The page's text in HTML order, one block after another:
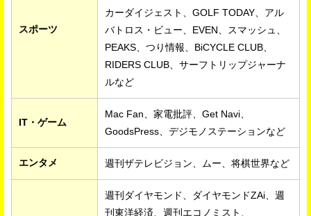
スポーツ
カーダイジェスト、GOLF TODAY、アル
バトロス・ビュー、EVEN、スマッシュ、
PEAKS、つり情報、BiCYCLE CLUB、
RIDERS CLUB、サーフトリップジャーナ
ルなど
IT・ゲーム
Mac Fan、家電批評、Get Navi、
GoodsPress、デジモノステーションなど
エンタメ 週刊ザテレビジョン、ムー、将棋世界など
週刊ダイヤモンド、ダイヤモンドZAi、週
刊東洋経済、週刊エコノミスト、